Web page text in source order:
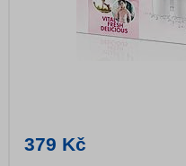
379 Kč